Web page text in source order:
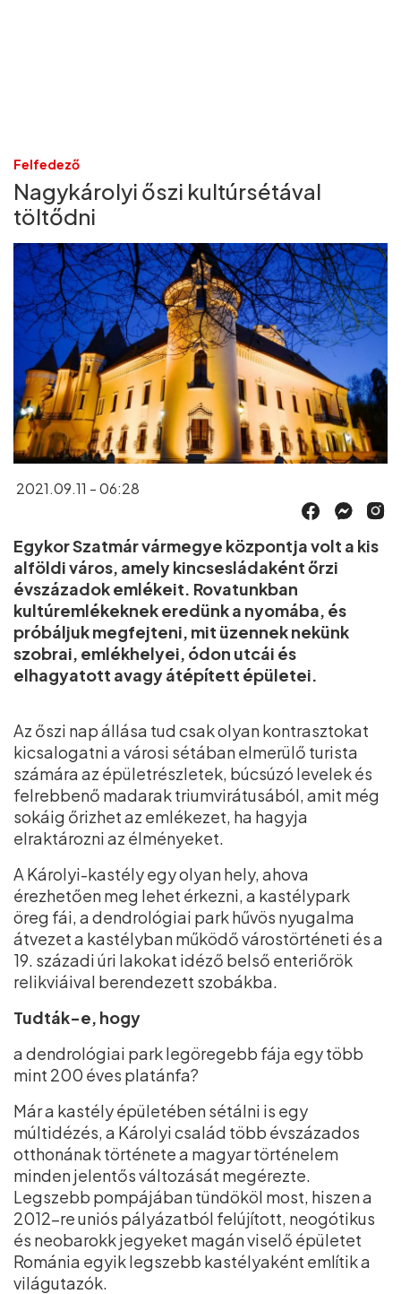
Felfedező
Nagykárolyi őszi kultúrsétával
töltődni
2021.09.11 - 06:28
Egykor Szatmár vármegye központja volt a kis
alföldi város, amely kincsesládaként őrzi
évszázadok emlékeit. Rovatunkban
kultúremlékeknek eredünk a nyomába, és
próbáljuk megfejteni, mit üzennek nekünk
szobrai, emlékhelyei, ódon utcái és
elhagyatott avagy átépített épületei.
Az őszi nap állása tud csak olyan kontrasztokat
kicsalogatni a városi sétában elmerülő turista
számára az épületrészletek, búcsúzó levelek és
felrebbenő madarak triumvirátusából, amit még
sokáig őrizhet az emlékezet, ha hagyja
elraktározni az élményeket.
A Károlyi-kastély egy olyan hely, ahova
érezhetően meg lehet érkezni, a kastélypark
öreg fái, a dendrológiai park hűvös nyugalma
átvezet a kastélyban működő várostörténeti és a
19. századi úri lakokat idéző belső enteriőrök
relikviáival berendezett szobákba.
Tudták-e, hogy
a dendrológiai park legöregebb fája egy több
mint 200 éves platánfa?
Már a kastély épületében sétálni is egy
múltidézés, a Károlyi család több évszázados
otthonának története a magyar történelem
minden jelentős változását megérezte.
Legszebb pompájában tündököl most, hiszen a
2012-re uniós pályázatból felújított, neogótikus
és neobarokk jegyeket magán viselő épületet
Románia egyik legszebb kastélyaként említik a
világutazók.